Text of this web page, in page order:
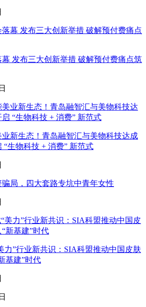
发布三大创新举措 破解预付费痛点筑
新生态！青岛融智汇与美物科技达成
“生物科技 + 消费” 新范式
局，四大套路专坑中青年女性
力”行业新共识：SIA科盟推动中国皮肤
基建”时代